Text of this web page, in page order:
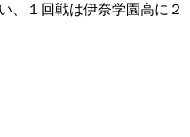
、１回戦は伊奈学園高に２